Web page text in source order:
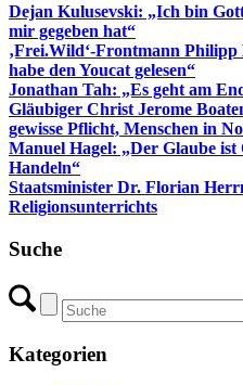
Dejan Kulusevski: „Ich bin
mir gegeben hat“
‚Frei.Wild‘-Frontmann
habe den Youcat gelesen“
Jonathan Tah: „Es geht am
Gläubiger Christ Jerome
gewisse Pflicht, Menschen in
Manuel Hagel: „Der Glaube
Handeln“
Staatsminister Dr. Florian
Religionsunterrichts
Suche
Kategorien